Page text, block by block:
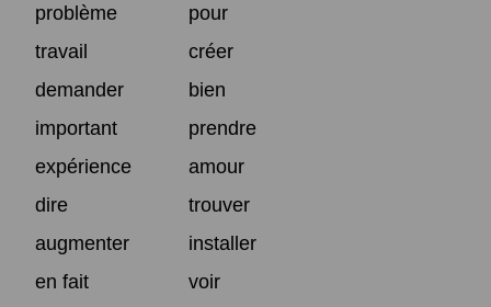
problème
pour
travail
créer
demander
bien
important
prendre
expérience
amour
dire
trouver
augmenter
installer
en fait
voir